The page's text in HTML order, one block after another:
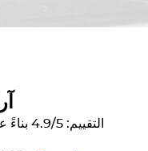
التقييم: 4.9/5 بناءً على 1708 تقييمًا